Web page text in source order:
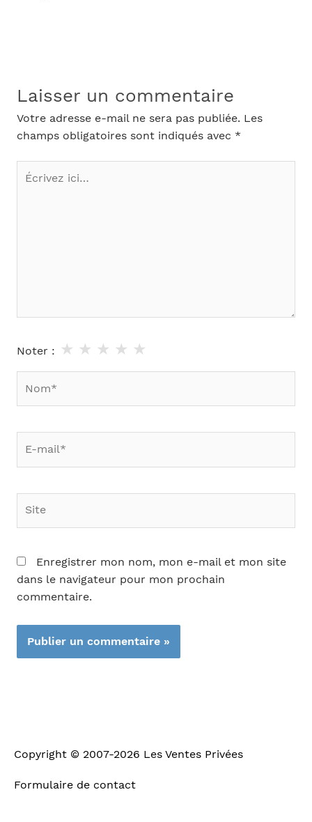
Laisser un commentaire
Votre adresse e-mail ne sera pas publiée. Les
champs obligatoires sont indiqués avec *
Écrivez
ici…
Noter : ★
★
★
★
★
Enregistrer mon nom, mon e-mail et mon site
dans le navigateur pour mon prochain
commentaire.
Copyright © 2007-2026 Les Ventes Privées
Formulaire de contact